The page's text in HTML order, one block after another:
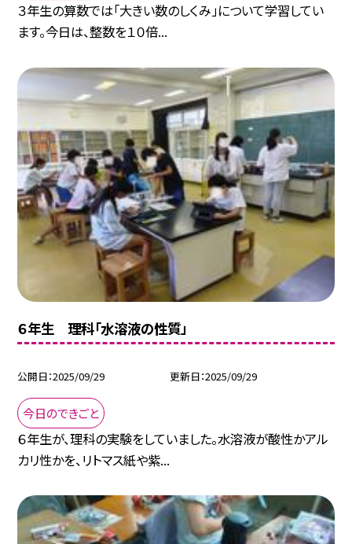
３年生の算数では「大きい数のしくみ」について学習してい
ます。今日は、整数を１０倍...
６年生 理科「水溶液の性質」
公開日 2025/09/29 更新日 2025/09/29
今日のできごと
６年生が、理科の実験をしていました。水溶液が酸性かアル
カリ性かを、リトマス紙や紫...